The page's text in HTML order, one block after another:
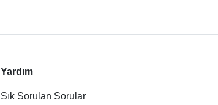
Yardım
Sık Sorulan Sorular